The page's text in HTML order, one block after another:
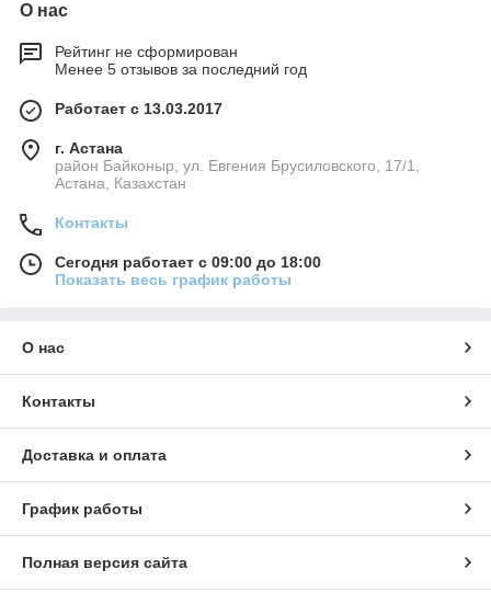
О нас
Рейтинг не сформирован
Менее 5 отзывов за последний год
Работает с 13.03.2017
г. Астана
район Байконыр, ул. Евгения Брусиловского, 17/1,
Астана, Казахстан
Контакты
Сегодня работает с 09:00 до 18:00
Показать весь график работы
О нас
Контакты
Доставка и оплата
График работы
Полная версия сайта